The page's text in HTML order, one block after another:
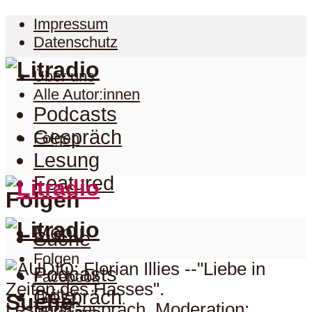
Impressum
Datenschutz
Über uns
Alle Autor:innen
Folgen
Folgen
Folgen
Facebook
Twitter
Podcasts
Gespräch
Lesung
Featured
Menu
Suche
Suche
Podcasts
Gespräch